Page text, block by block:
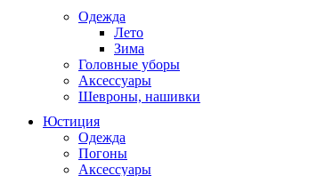
Одежда
Лето
Зима
Головные уборы
Аксессуары
Шевроны, нашивки
Юстиция
Одежда
Погоны
Аксессуары